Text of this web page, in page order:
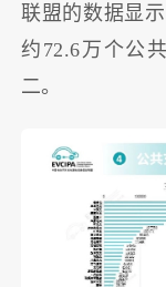
联盟的数据显
约72.6万个公
二。